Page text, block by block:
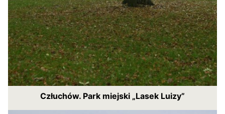
Człuchów. Park miejski „Lasek Luizy”